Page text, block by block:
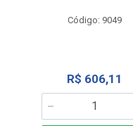
Código: 9049
R$ 606,11